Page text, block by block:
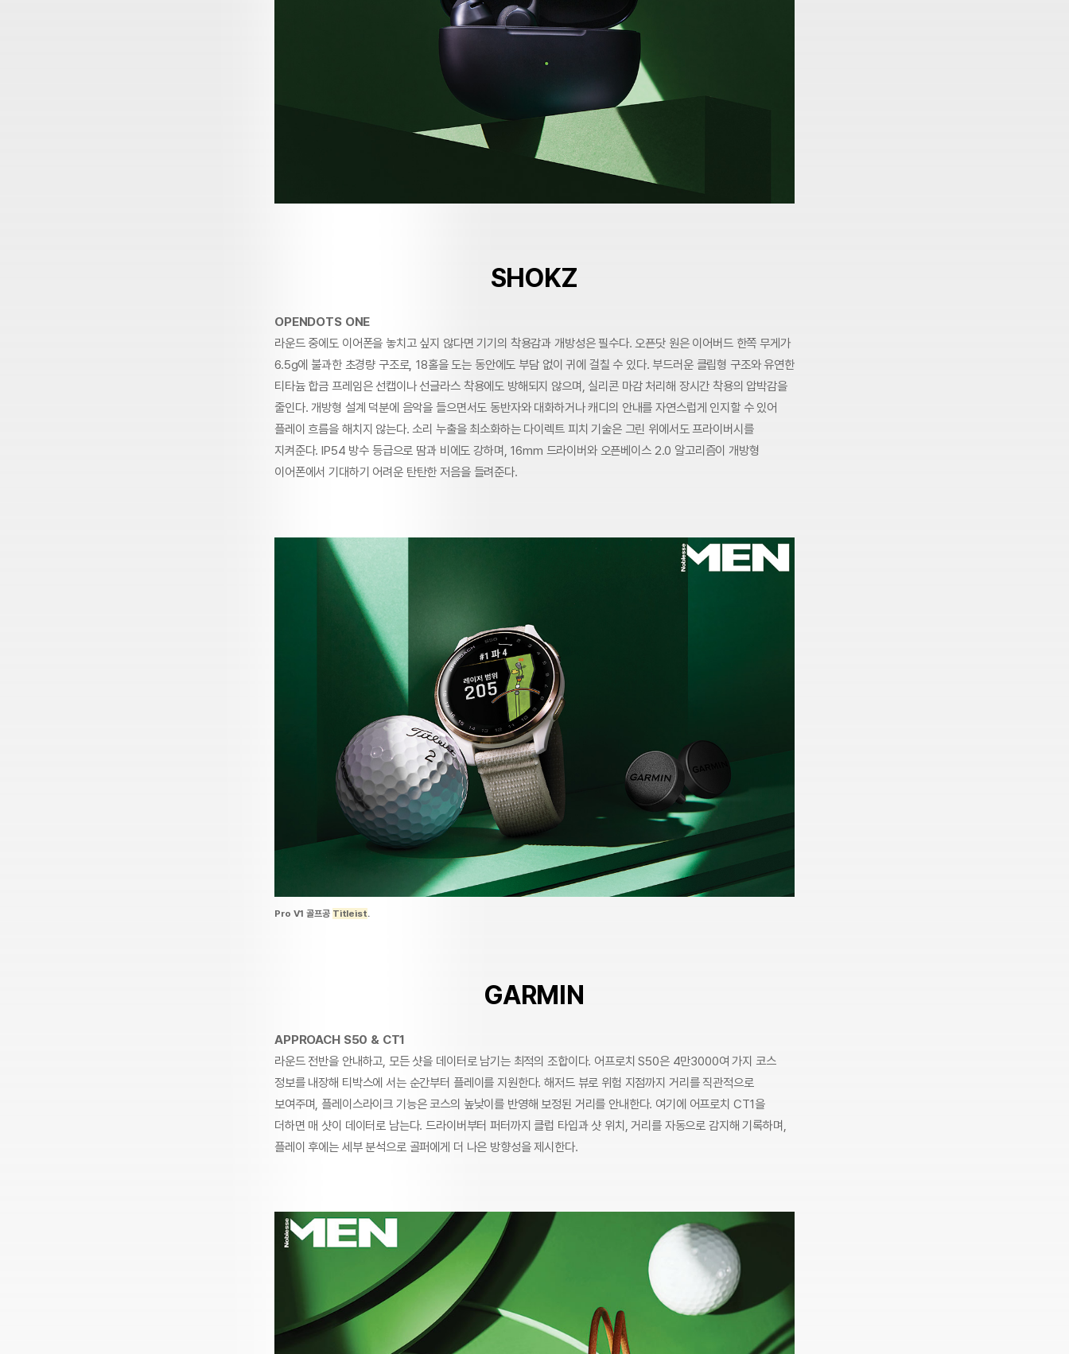
SHOKZ
OPENDOTS ONE
라운드 중에도 이어폰을 놓치고 싶지 않다면 기기의 착용감과 개방성은 필수다. 오픈닷 원은 이어버드 한쪽 무게가
6.5g에 불과한 초경량 구조로, 18홀을 도는 동안에도 부담 없이 귀에 걸칠 수 있다. 부드러운 클립형 구조와 유연한
티타늄 합금 프레임은 선캡이나 선글라스 착용에도 방해되지 않으며, 실리콘 마감 처리해 장시간 착용의 압박감을
줄인다. 개방형 설계 덕분에 음악을 들으면서도 동반자와 대화하거나 캐디의 안내를 자연스럽게 인지할 수 있어
플레이 흐름을 해치지 않는다. 소리 누출을 최소화하는 다이렉트 피치 기술은 그린 위에서도 프라이버시를
지켜준다. IP54 방수 등급으로 땀과 비에도 강하며, 16mm 드라이버와 오픈베이스 2.0 알고리즘이 개방형
이어폰에서 기대하기 어려운 탄탄한 저음을 들려준다.
Pro V1 골프공 Titleist.
GARMIN
APPROACH S50 & CT1
라운드 전반을 안내하고, 모든 샷을 데이터로 남기는 최적의 조합이다. 어프로치 S50은 4만3000여 가지 코스
정보를 내장해 티박스에 서는 순간부터 플레이를 지원한다. 해저드 뷰로 위험 지점까지 거리를 직관적으로
보여주며, 플레이스라이크 기능은 코스의 높낮이를 반영해 보정된 거리를 안내한다. 여기에 어프로치 CT1을
더하면 매 샷이 데이터로 남는다. 드라이버부터 퍼터까지 클럽 타입과 샷 위치, 거리를 자동으로 감지해 기록하며,
플레이 후에는 세부 분석으로 골퍼에게 더 나은 방향성을 제시한다.